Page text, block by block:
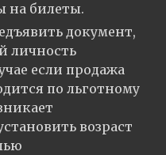
на билеты.
документ,
личность
если продажа
по льготному
возраст